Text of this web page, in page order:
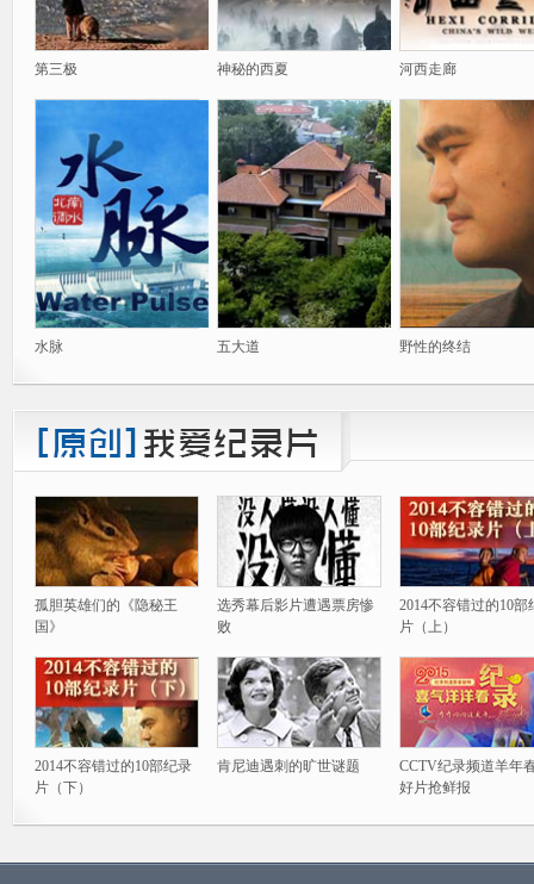
第三极 神秘的西夏 河西走廊
水脉 五大道 野性的终结
孤胆英雄们的《隐秘王
国》
选秀幕后影片遭遇票房惨
败
2014不容错过的10部
片（上）
2014不容错过的10部纪录
片（下）
肯尼迪遇刺的旷世谜题
CCTV纪录频道羊年
好片抢鲜报